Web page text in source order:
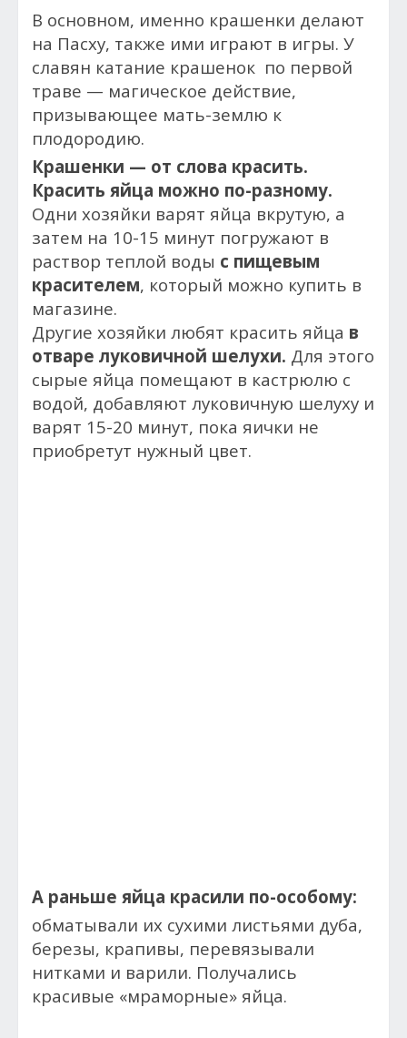
В основном, именно крашенки делают
на Пасху, также ими играют в игры. У
славян катание крашенок по первой
траве — магическое действие,
призывающее мать-землю к
плодородию.
Крашенки — от слова красить.
Красить яйца можно по-разному.
Одни хозяйки варят яйца вкрутую, а
затем на 10-15 минут погружают в
раствор теплой воды с пищевым
красителем, который можно купить в
магазине.
Другие хозяйки любят красить яйца в
отваре луковичной шелухи. Для этого
сырые яйца помещают в кастрюлю с
водой, добавляют луковичную шелуху и
варят 15-20 минут, пока яички не
приобретут нужный цвет.
А раньше яйца красили по-особому:
обматывали их сухими листьями дуба,
березы, крапивы, перевязывали
нитками и варили. Получались
красивые «мраморные» яйца.